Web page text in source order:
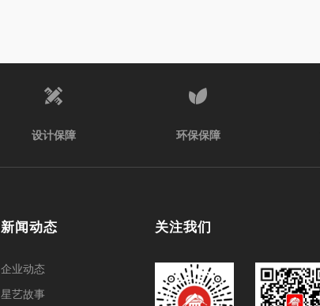
设计保障 环保保障
新闻动态
企业动态
星艺故事
关注我们